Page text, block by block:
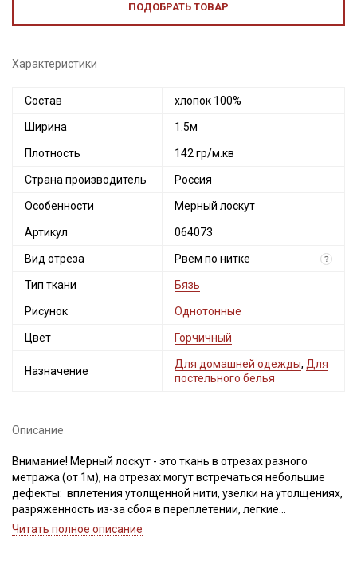
ПОДОБРАТЬ ТОВАР
Характеристики
Состав хлопок 100%
Ширина 1.5м
Плотность 142 гр/м.кв
Страна производитель Россия
Особенности Мерный лоскут
Артикул 064073
Вид отреза Рвем по нитке ?
Тип ткани Бязь
Рисунок Однотонные
Цвет Горчичный
Назначение
Для домашней одежды, Для
постельного белья
Описание
Внимание! Мерный лоскут - это ткань в отрезах разного
метража (от 1м), на отрезах могут встречаться небольшие
дефекты: вплетения утолщенной нити, узелки на утолщениях,
разряженность из-за сбоя в переплетении, легкие
загрязнения вдоль кромки и на расстоянии до 5см от кромки,
Читать полное описание